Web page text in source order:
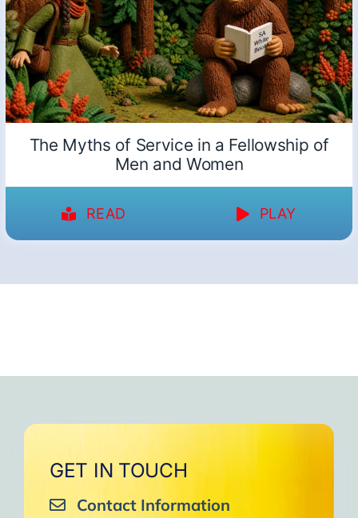
The Myths of Service in a Fellowship of
Men and Women
READ PLAY
GET IN TOUCH
Contact Information